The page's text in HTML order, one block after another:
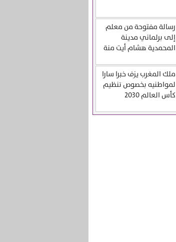
رسالة مفتوحة من معلم
إلى برلماني مدينة
المحمدية هشام أيت منة
ملك المغرب يزف خبرا سارا
لمواطنيه بخصوص تنظيم
كأس العالم 2030